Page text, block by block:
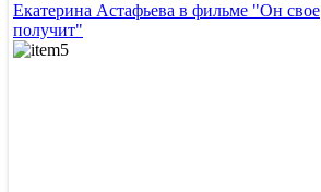
Екатерина Астафьева в фильме "Он свое
получит"